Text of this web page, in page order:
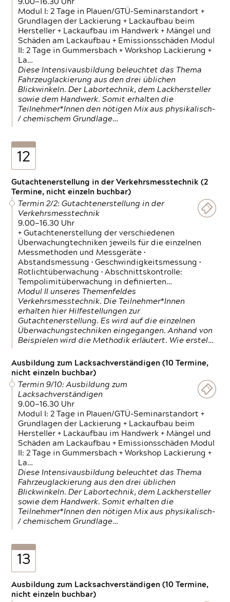
9.00—16.30 Uhr
Modul I: 2 Tage in Plauen/GTÜ-Seminarstandort +
Grundlagen der Lackierung + Lackaufbau beim
Hersteller + Lackaufbau im Handwerk + Mängel und
Schäden am Lackaufbau + Emissionsschäden Modul
II: 2 Tage in Gummersbach + Workshop Lackierung +
La…
Diese Intensivausbildung beleuchtet das Thema
Fahrzeuglackierung aus den drei üblichen
Blickwinkeln. Der Labortechnik, dem Lackhersteller
sowie dem Handwerk. Somit erhalten die
Teilnehmer*Innen den nötigen Mix aus physikalisch-
/ chemischem Grundlage…
12
Gutachtenerstellung in der Verkehrsmesstechnik (2
Termine, nicht einzeln buchbar)
Termin 2/2: Gutachtenerstellung in der
Verkehrsmesstechnik
9.00—16.30 Uhr
+ Gutachtenerstellung der verschiedenen
Überwachungtechniken jeweils für die einzelnen
Messmethoden und Messgeräte •
Abstandsmessung • Geschwindigkeitsmessung •
Rotlichtüberwachung • Abschnittskontrolle:
Tempolimitüberwachung in definierten…
Modul II unseres Themenfeldes
Verkehrsmesstechnik. Die Teilnehmer*Innen
erhalten hier Hilfestellungen zur
Gutachtenerstellung. Es wird auf die einzelnen
Überwachungstechniken eingegangen. Anhand von
Beispielen wird die Methodik erläutert. Wie erstel…
Ausbildung zum Lacksachverständigen (10 Termine,
nicht einzeln buchbar)
Termin 9/10: Ausbildung zum
Lacksachverständigen
9.00—16.30 Uhr
Modul I: 2 Tage in Plauen/GTÜ-Seminarstandort +
Grundlagen der Lackierung + Lackaufbau beim
Hersteller + Lackaufbau im Handwerk + Mängel und
Schäden am Lackaufbau + Emissionsschäden Modul
II: 2 Tage in Gummersbach + Workshop Lackierung +
La…
Diese Intensivausbildung beleuchtet das Thema
Fahrzeuglackierung aus den drei üblichen
Blickwinkeln. Der Labortechnik, dem Lackhersteller
sowie dem Handwerk. Somit erhalten die
Teilnehmer*Innen den nötigen Mix aus physikalisch-
/ chemischem Grundlage…
13
Ausbildung zum Lacksachverständigen (10 Termine,
nicht einzeln buchbar)